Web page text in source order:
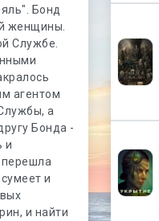
Бонд
женщины.
Службе.
агентом
а
Бонда -
и
перешла
и
и найти